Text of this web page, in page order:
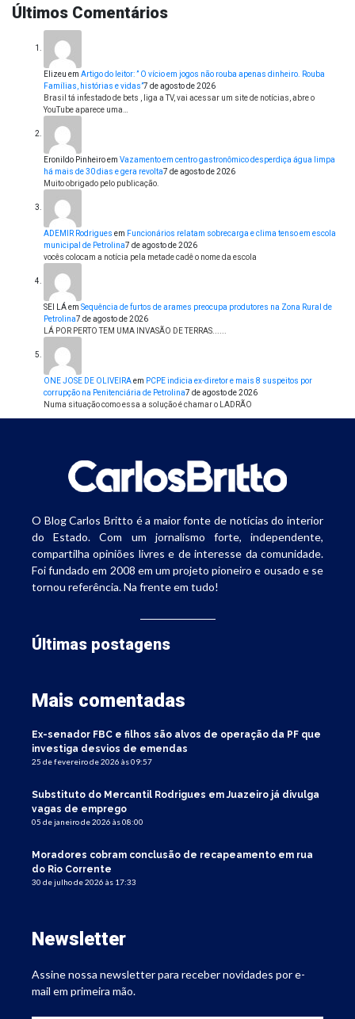
Últimos Comentários
Elizeu em Artigo do leitor: ” O vício em jogos não rouba apenas dinheiro. Rouba
Famílias, histórias e vidas”7 de agosto de 2026
Brasil tá infestado de bets , liga a TV, vai acessar um site de notícias, abre o
YouTube aparece uma…
Eronildo Pinheiroem Vazamento em centro gastronômico desperdiça água limpa
há mais de 30 dias e gera revolta7 de agosto de 2026
Muito obrigado pelo publicação.
ADEMIR Rodrigues em Funcionários relatam sobrecarga e clima tenso em escola
municipal de Petrolina7 de agosto de 2026
vocês colocam a notícia pela metade cadê o nome da escola
SEI LÁem Sequência de furtos de arames preocupa produtores na Zona Rural de
Petrolina7 de agosto de 2026
LÁ POR PERTO TEM UMA INVASÃO DE TERRAS......
ONE JOSE DE OLIVEIRAem PCPE indicia ex-diretor e mais 8 suspeitos por
corrupção na Penitenciária de Petrolina7 de agosto de 2026
Numa situação como essa a solução é chamar o LADRÃO
O Blog Carlos Britto é a maior fonte de notícias do interior
do Estado. Com um jornalismo forte, independente,
compartilha opiniões livres e de interesse da comunidade.
Foi fundado em 2008 em um projeto pioneiro e ousado e se
tornou referência. Na frente em tudo!
Últimas postagens
Mais comentadas
Ex-senador FBC e filhos são alvos de operação da PF que
investiga desvios de emendas
25 de fevereiro de 2026 às 09:57
Substituto do Mercantil Rodrigues em Juazeiro já divulga
vagas de emprego
05 de janeiro de 2026 às 08:00
Moradores cobram conclusão de recapeamento em rua
do Rio Corrente
30 de julho de 2026 às 17:33
Newsletter
Assine nossa newsletter para receber novidades por e-
mail em primeira mão.